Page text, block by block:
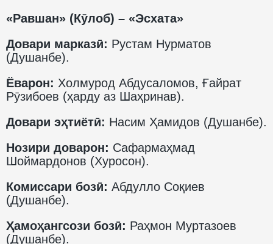
«Равшан» (Кӯлоб) – «Эсхата»
Довари марказӣ: Рустам Нурматов
(Душанбе).
Ёварон: Холмурод Абдусаломов, Ғайрат
Рӯзибоев (ҳарду аз Шаҳринав).
Довари эҳтиётӣ: Насим Ҳамидов (Душанбе).
Нозири доварон: Сафармаҳмад
Шоймардонов (Хуросон).
Комиссари бозӣ: Абдулло Соқиев
(Душанбе).
Ҳамоҳангсози бозӣ: Раҳмон Муртазоев
(Душанбе).